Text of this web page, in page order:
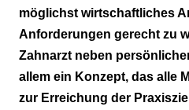
möglichst wirtschaftliches
Anforderungen gerecht zu
Zahnarzt neben
allem ein Konzept, das alle
zur Erreichung der